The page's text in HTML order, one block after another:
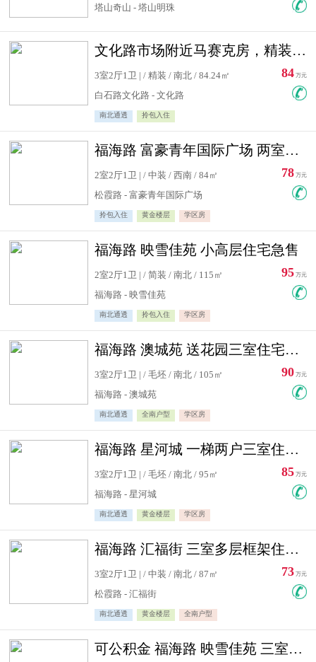
塔山奇山 - 塔山明珠
文化路市场附近马赛克房，精装修三居室，南北通透，实用面积大
3室2厅1卫 | / 精装 / 南北 / 84.24㎡
白石路文化路 - 文化路
南北通透 拎包入住
84 万元
福海路 富豪青年国际广场 两室住宅急售
2室2厅1卫 | / 中装 / 西南 / 84㎡
松霞路 - 富豪青年国际广场
拎包入住 黄金楼层 学区房
78 万元
福海路 映雪佳苑 小高层住宅急售
2室2厅1卫 | / 简装 / 南北 / 115㎡
福海路 - 映雪佳苑
南北通透 拎包入住 学区房
95 万元
福海路 澳城苑 送花园三室住宅急售
3室2厅1卫 | / 毛坯 / 南北 / 105㎡
福海路 - 澳城苑
南北通透 全南户型 学区房
90 万元
福海路 星河城 一梯两户三室住宅急售
3室2厅1卫 | / 毛坯 / 南北 / 95㎡
福海路 - 星河城
南北通透 黄金楼层 学区房
85 万元
福海路 汇福街 三室多层框架住宅急售
3室2厅1卫 | / 中装 / 南北 / 87㎡
松霞路 - 汇福街
南北通透 黄金楼层 全南户型
73 万元
可公积金 福海路 映雪佳苑 三室住宅急售送小棚